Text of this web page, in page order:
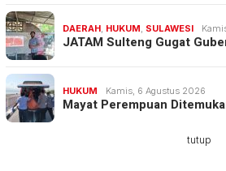
DAERAH HUKUM SULAWESI
JATAM Sulteng Gugat
HUKUM Kamis, 6 Agustus 2026
Mayat Perempuan
tutup